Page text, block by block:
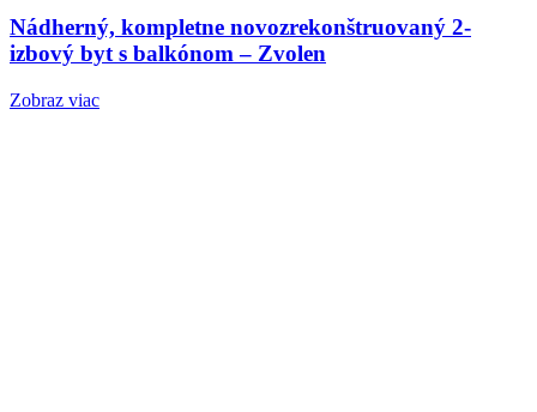
Nádherný, kompletne novozrekonštruovaný 2-
izbový byt s balkónom – Zvolen
Zobraz viac